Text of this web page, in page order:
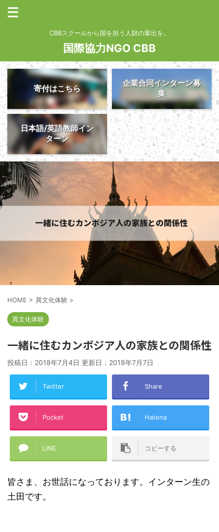
CBBスクールから国を担う人財の輩出を。
国際協力NGO CBB
寄付はこちら
企業合同インターン募
集
日本語/英語教師イン
ターン
HOME > 異文化体験 >
異文化体験
一緒に住むカンボジア人の家族との関係性
投稿日：2018年7月4日 更新日： 2018年7月7日
Twitter Share
Pocket Hatena
LINE コピーする
皆さま、お世話になっております。インターン生の
土田です。